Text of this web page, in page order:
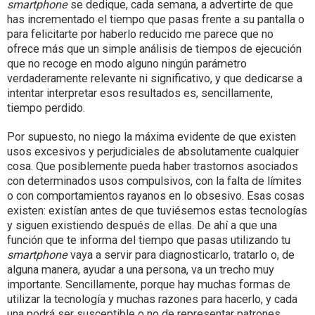
smartphonese dedique, cada semana, a advertirte de que
has incrementado el tiempo que pasas frente a su pantalla o
para felicitarte por haberlo reducido me parece que no
ofrece más que un simple análisis de tiempos de ejecución
que no recoge en modo alguno ningún parámetro
verdaderamente relevante ni significativo, y que dedicarse a
intentar interpretar esos resultados es, sencillamente,
tiempo perdido.
Por supuesto, no niego la máxima evidente de que existen
usos excesivos y perjudiciales de absolutamente cualquier
cosa. Que posiblemente pueda haber trastornos asociados
con determinados usos compulsivos, con la falta de límites
o con comportamientos rayanos en lo obsesivo. Esas cosas
existen: existían antes de que tuviésemos estas tecnologías
y siguen existiendo después de ellas. De ahí a que una
función que te informa del tiempo que pasas utilizando tu
smartphonevaya a servir para diagnosticarlo, tratarlo o, de
alguna manera, ayudar a una persona, va un trecho muy
importante. Sencillamente, porque hay muchas formas de
utilizar la tecnología y muchas razones para hacerlo, y cada